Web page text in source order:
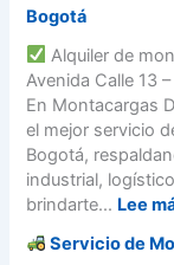
n
o
l
o
m
b
i
a
r
v
i
c
i
o
d
M
Bogotá
Alquiler de
Avenida Calle 13
En Montacargas
el mejor servicio
Bogotá,
industrial,
brindarte... Lee
Servicio de